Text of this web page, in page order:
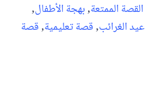
القصة الممتعة,بهجة الأطفال,
عيد الغرائب,قصة تعليمية,قصة